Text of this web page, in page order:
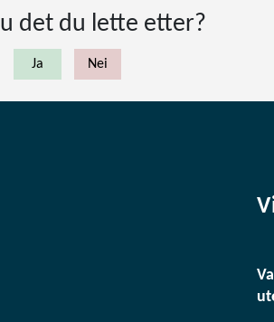
det du lette etter?